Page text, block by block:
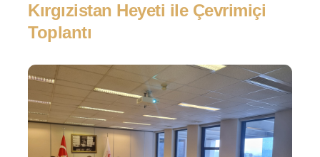
Kırgızistan Heyeti ile Çevrimiçi
Toplantı